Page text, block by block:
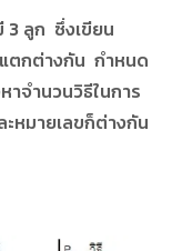
ลูก ซึ่งเขียน
ตกต่างกัน กำหนด
าจำนวนวิธีในการ
หมายเลขก็ต่างกัน